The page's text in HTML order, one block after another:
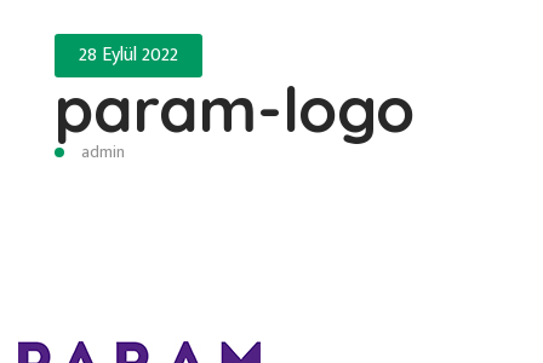
28 Eylül 2022
param-logo
admin